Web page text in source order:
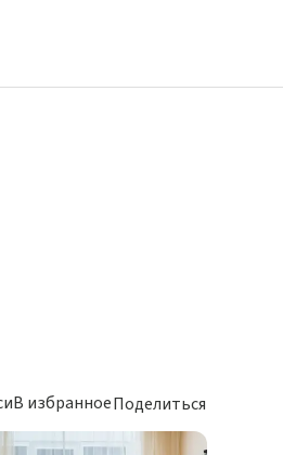
В избранноеПоделиться